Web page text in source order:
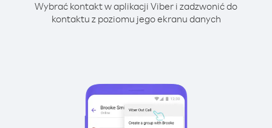
Wybrać kontakt w aplikacji Viber i zadzwonić do
kontaktu z poziomu jego ekranu danych